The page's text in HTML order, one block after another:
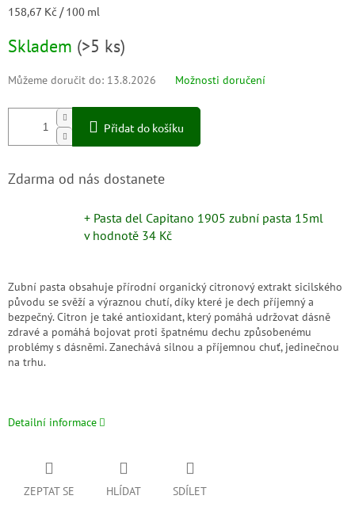
Měrná
158,67 Kč / 100 ml
Skladem (>5 ks)
Můžeme doručit do: 13.8.2026 Možnosti doručení
Přidat do košíku
Zdarma od nás dostanete
+ Pasta del Capitano 1905 zubní pasta 15ml
v hodnotě 34 Kč
Zubní pasta obsahuje přírodní organický citronový extrakt sicilského
původu se svěží a výraznou chutí, díky které je dech příjemný a
bezpečný. Citron je také antioxidant, který pomáhá udržovat dásně
zdravé a pomáhá bojovat proti špatnému dechu způsobenému
problémy s dásněmi. Zanechává silnou a příjemnou chuť, jedinečnou
na trhu.
Detailní informace
ZEPTAT SE HLÍDAT SDÍLET